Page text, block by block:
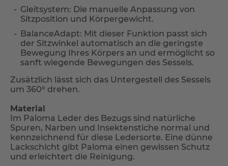
Gleitsystem: Die manuelle Anpassung von
Sitzposition und Körpergewicht.
BalanceAdapt: Mit dieser Funktion passt sich
der Sitzwinkel automatisch an die geringste
Bewegung Ihres Körpers an und ermöglicht so
sanft wiegende Bewegungen des Sessels.
Zusätzlich lässt sich das Untergestell des Sessels
um 360° drehen.
Material
Im Paloma Leder des Bezugs sind natürliche
Spuren, Narben und Insektenstiche normal und
kennzeichnend für diese Ledersorte. Eine dünne
Lackschicht gibt Paloma einen gewissen Schutz
und erleichtert die Reinigung.